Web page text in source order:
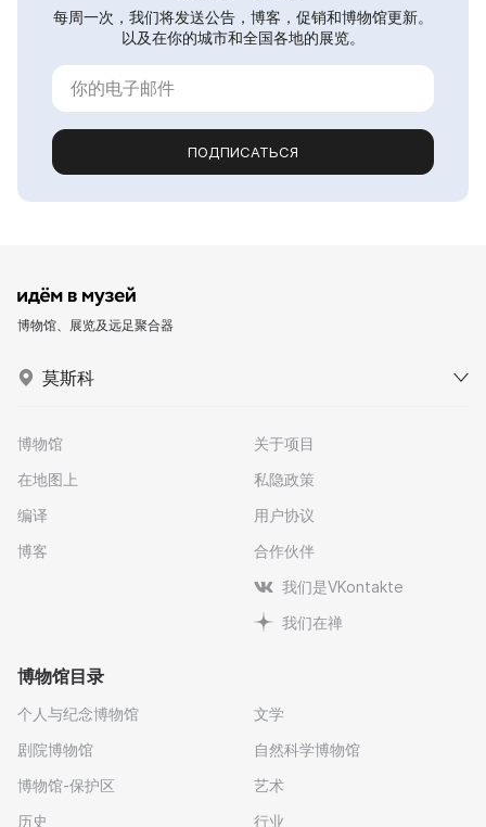
每周一次，我们将发送公告，博客，促销和博物馆更新。
以及在你的城市和全国各地的展览。
ПОДПИСАТЬСЯ
博物馆、展览及远足聚合器
莫斯科
博物馆
在地图上
编译
博客
关于项目
私隐政策
用户协议
合作伙伴
我们是VKontakte
我们在禅
博物馆目录
个人与纪念博物馆
剧院博物馆
博物馆-保护区
历史
文学
自然科学博物馆
艺术
行业